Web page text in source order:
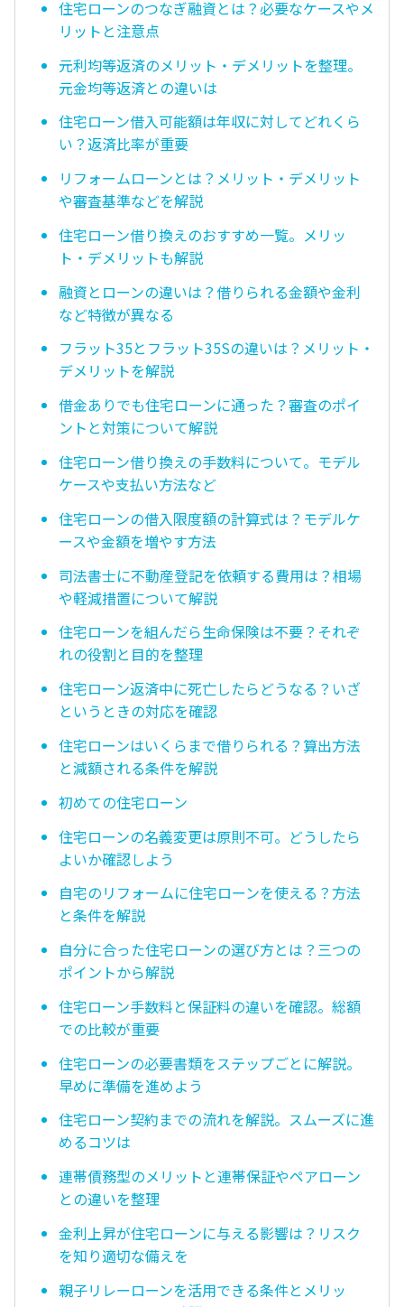
住宅ローンのつなぎ融資とは？必要なケースやメ
リットと注意点
元利均等返済のメリット・デメリットを整理。
元金均等返済との違いは
住宅ローン借入可能額は年収に対してどれくら
い？返済比率が重要
リフォームローンとは？メリット・デメリット
や審査基準などを解説
住宅ローン借り換えのおすすめ一覧。メリッ
ト・デメリットも解説
融資とローンの違いは？借りられる金額や金利
など特徴が異なる
フラット35とフラット35Sの違いは？メリット・
デメリットを解説
借金ありでも住宅ローンに通った？審査のポイ
ントと対策について解説
住宅ローン借り換えの手数料について。モデル
ケースや支払い方法など
住宅ローンの借入限度額の計算式は？モデルケ
ースや金額を増やす方法
司法書士に不動産登記を依頼する費用は？相場
や軽減措置について解説
住宅ローンを組んだら生命保険は不要？それぞ
れの役割と目的を整理
住宅ローン返済中に死亡したらどうなる？いざ
というときの対応を確認
住宅ローンはいくらまで借りられる？算出方法
と減額される条件を解説
初めての住宅ローン
住宅ローンの名義変更は原則不可。どうしたら
よいか確認しよう
自宅のリフォームに住宅ローンを使える？方法
と条件を解説
自分に合った住宅ローンの選び方とは？三つの
ポイントから解説
住宅ローン手数料と保証料の違いを確認。総額
での比較が重要
住宅ローンの必要書類をステップごとに解説。
早めに準備を進めよう
住宅ローン契約までの流れを解説。スムーズに進
めるコツは
連帯債務型のメリットと連帯保証やペアローン
との違いを整理
金利上昇が住宅ローンに与える影響は？リスク
を知り適切な備えを
親子リレーローンを活用できる条件とメリッ